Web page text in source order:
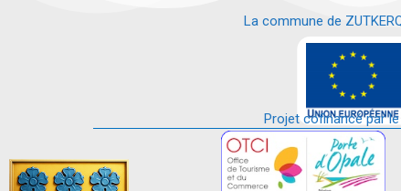
La commune de
Projet cofinancé par